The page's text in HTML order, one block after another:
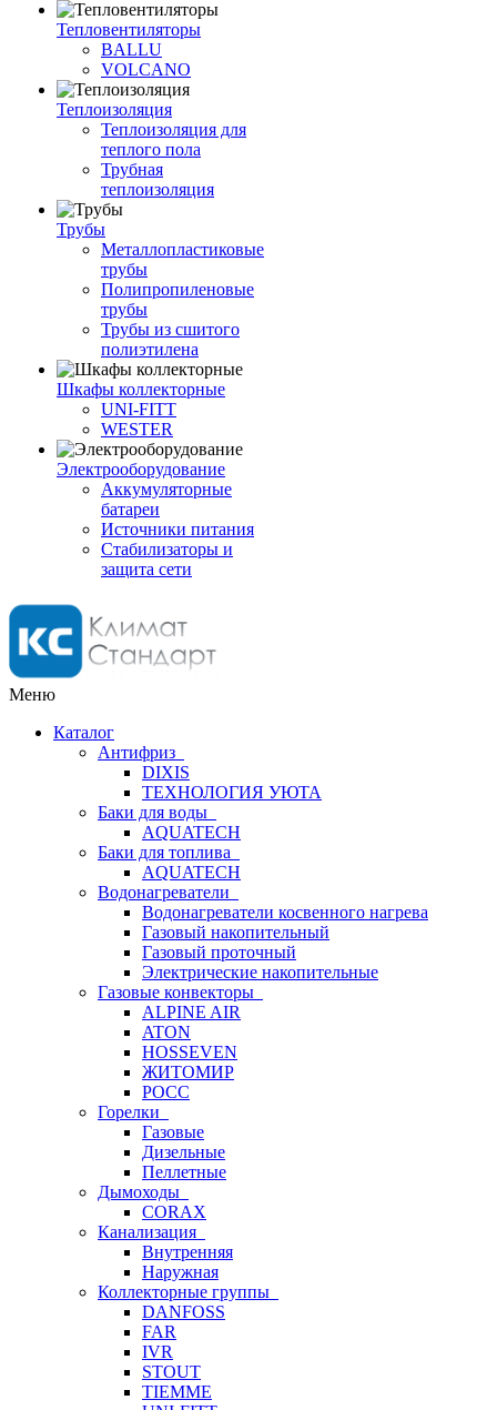
Тепловентиляторы
BALLU
VOLCANO
Теплоизоляция
Теплоизоляция для
теплого пола
Трубная
теплоизоляция
Трубы
Металлопластиковые
трубы
Полипропиленовые
трубы
Трубы из сшитого
полиэтилена
Шкафы коллекторные
UNI-FITT
WESTER
Электрооборудование
Аккумуляторные
батареи
Источники питания
Стабилизаторы и
защита сети
Меню
Каталог
Антифриз
DIXIS
ТЕХНОЛОГИЯ УЮТА
Баки для воды
AQUATECH
Баки для топлива
AQUATECH
Водонагреватели
Водонагреватели косвенного нагрева
Газовый накопительный
Газовый проточный
Электрические накопительные
Газовые конвекторы
ALPINE AIR
ATON
HOSSEVEN
ЖИТОМИР
РОСС
Горелки
Газовые
Дизельные
Пеллетные
Дымоходы
CORAX
Канализация
Внутренняя
Наружная
Коллекторные группы
DANFOSS
FAR
IVR
STOUT
TIEMME